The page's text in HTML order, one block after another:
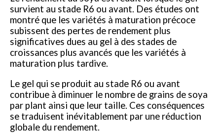
survient au stade R6 ou avant. Des études ont
montré que les variétés à maturation précoce
subissent des pertes de rendement plus
significatives dues au gel à des stades de
croissances plus avancés que les variétés à
maturation plus tardive.
Le gel qui se produit au stade R6 ou avant
contribue à diminuer le nombre de grains de soya
par plant ainsi que leur taille. Ces conséquences
se traduisent inévitablement par une réduction
globale du rendement.